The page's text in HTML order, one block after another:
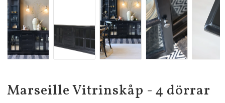
Marseille Vitrinskåp - 4 dörrar